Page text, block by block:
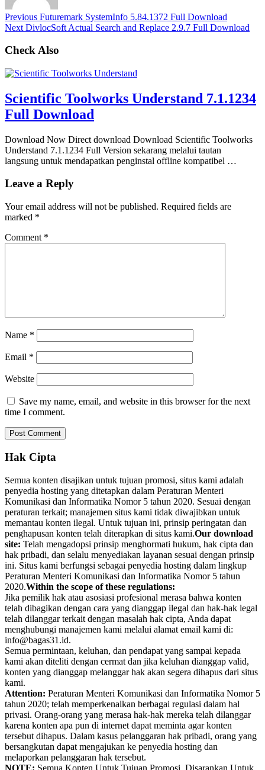
Previous Futuremark SystemInfo 5.84.1372 Full Download
Next DivlocSoft Actual Search and Replace 2.9.7 Full Download
Check Also
Scientific Toolworks Understand 7.1.1234
Full Download
Download Now Direct download Download Scientific Toolworks
Understand 7.1.1234 Full Version sekarang melalui tautan
langsung untuk mendapatkan penginstal offline kompatibel …
Leave a Reply
Your email address will not be published. Required fields are
marked *
Comment *
Name *
Email *
Website
Save my name, email, and website in this browser for the next
time I comment.
Hak Cipta
Semua konten disajikan untuk tujuan promosi, situs kami adalah
penyedia hosting yang ditetapkan dalam Peraturan Menteri
Komunikasi dan Informatika Nomor 5 tahun 2020. Sesuai dengan
peraturan terkait; manajemen situs kami tidak diwajibkan untuk
memantau konten ilegal. Untuk tujuan ini, prinsip peringatan dan
penghapusan konten telah diterapkan di situs kami.Our download
site: Telah mengadopsi prinsip menghormati hukum, hak cipta dan
hak pribadi, dan selalu menyediakan layanan sesuai dengan prinsip
ini. Situs kami berfungsi sebagai penyedia hosting dalam lingkup
Peraturan Menteri Komunikasi dan Informatika Nomor 5 tahun
2020.Within the scope of these regulations:
Jika pemilik hak atau asosiasi profesional merasa bahwa konten
telah dibagikan dengan cara yang dianggap ilegal dan hak-hak legal
telah dilanggar terkait dengan masalah hak cipta, Anda dapat
menghubungi manajemen kami melalui alamat email kami di:
info@bagas31.id.
Semua permintaan, keluhan, dan pendapat yang sampai kepada
kami akan diteliti dengan cermat dan jika keluhan dianggap valid,
konten yang dianggap melanggar hak akan segera dihapus dari situs
kami.
Attention: Peraturan Menteri Komunikasi dan Informatika Nomor 5
tahun 2020; telah memperkenalkan berbagai regulasi dalam hal
privasi. Orang-orang yang merasa hak-hak mereka telah dilanggar
karena konten apa pun di internet dapat meminta agar konten
tersebut dihapus. Dalam kasus pelanggaran hak pribadi, orang yang
bersangkutan dapat mengajukan ke penyedia hosting dan
melaporkan pelanggaran hak tersebut.
NOTE: Semua Konten Untuk Tujuan Promosi, Disarankan Untuk